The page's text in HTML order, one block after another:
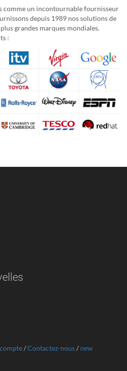
comme un incontournable fournisseur
depuis 1989 nos solutions de
grandes marques mondiales.
:
/Contactez-nous/ new